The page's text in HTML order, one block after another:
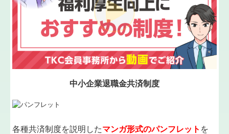
経営改善オンデマンド講座
個人情報の取扱
中小企業退職金共済制度
各種共済制度を説明したマンガ形式のパンフレット を